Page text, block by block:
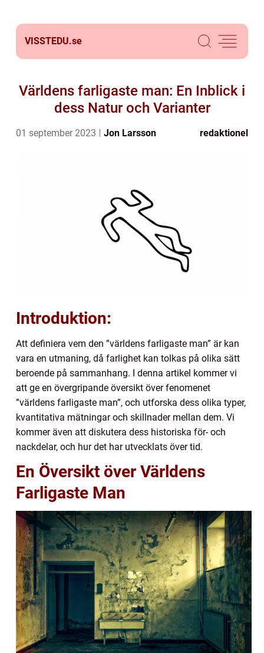
VISSTEDU.se
Världens farligaste man: En Inblick i
dess Natur och Varianter
01 september 2023 Jon Larsson redaktionel
Introduktion:
Att definiera vem den ”världens farligaste man” är kan
vara en utmaning, då farlighet kan tolkas på olika sätt
beroende på sammanhang. I denna artikel kommer vi
att ge en övergripande översikt över fenomenet
”världens farligaste man”, och utforska dess olika typer,
kvantitativa mätningar och skillnader mellan dem. Vi
kommer även att diskutera dess historiska för- och
nackdelar, och hur det har utvecklats över tid.
En Översikt över Världens
Farligaste Man